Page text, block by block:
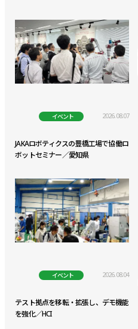
イベント 2026.08.07
JAKAロボティクスの豊橋工場で協働ロ
ボットセミナー／愛知県
イベント 2026.08.04
テスト拠点を移転・拡張し、デモ機能
を強化／HCI